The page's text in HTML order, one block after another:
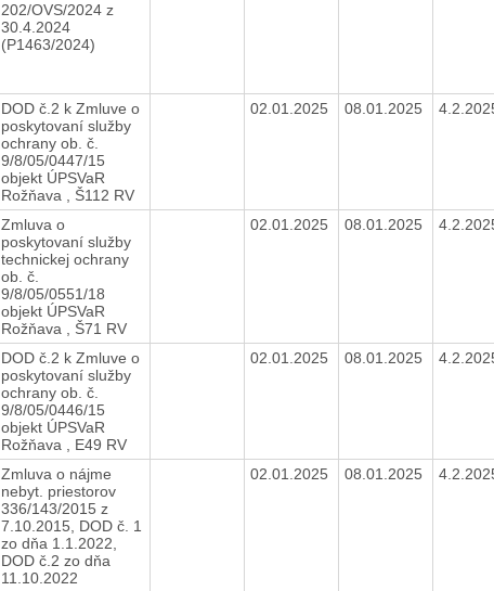
202/OVS/2024 z
30.4.2024
(P1463/2024)
DOD č.2 k Zmluve o
poskytovaní služby
ochrany ob. č.
9/8/05/0447/15
objekt ÚPSVaR
Rožňava , Š112 RV
02.01.2025 08.01.2025
Zmluva o
poskytovaní služby
technickej ochrany
ob. č.
9/8/05/0551/18
objekt ÚPSVaR
Rožňava , Š71 RV
02.01.2025 08.01.2025
DOD č.2 k Zmluve o
poskytovaní služby
ochrany ob. č.
9/8/05/0446/15
objekt ÚPSVaR
Rožňava , E49 RV
02.01.2025 08.01.2025
Zmluva o nájme
nebyt. priestorov
336/143/2015 z
7.10.2015, DOD č. 1
zo dňa 1.1.2022,
DOD č.2 zo dňa
11.10.2022
02.01.2025 08.01.2025